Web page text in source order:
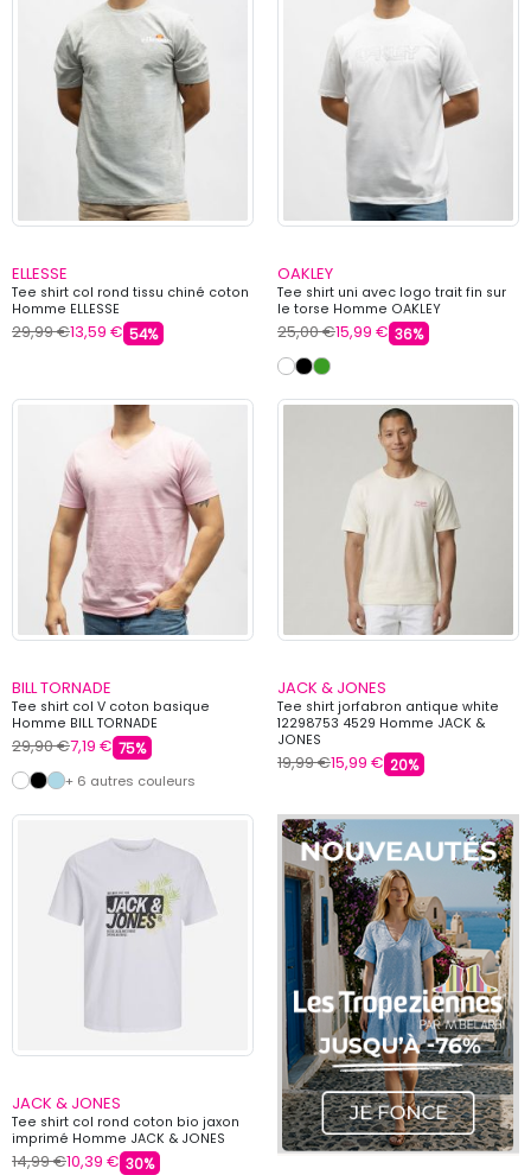
ELLESSE
Tee shirt col rond tissu chiné coton
Homme ELLESSE
29,99 €13,59 € 54%
OAKLEY
Tee shirt uni avec logo trait fin sur
le torse Homme OAKLEY
25,00 €15,99 € 36%
BILL TORNADE
Tee shirt col V coton basique
Homme BILL TORNADE
29,90 €7,19 € 75%
+ 6 autres couleurs
JACK & JONES
Tee shirt jorfabron antique white
12298753 4529 Homme JACK &
JONES
19,99 €15,99 € 20%
JACK & JONES
Tee shirt col rond coton bio jaxon
imprimé Homme JACK & JONES
14,99 €10,39 € 30%